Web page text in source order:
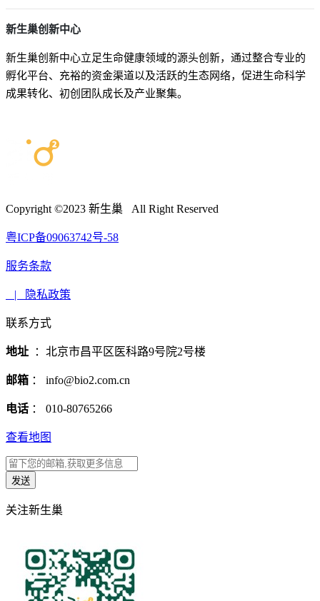
新生巢创新中心
新生巢创新中心立足生命健康领域的源头创新，通过整合专业的
孵化平台、充裕的资金渠道以及活跃的生态网络，促进生命科学
成果转化、初创团队成长及产业聚集。
Copyright ©2023 新生巢 All Right Reserved
粤ICP备09063742号-58
服务条款
| 隐私政策
联系方式
地址 ：北京市昌平区医科路9号院2号楼
邮箱 ： info@bio2.com.cn
电话 ： 010-80765266
查看地图
关注新生巢